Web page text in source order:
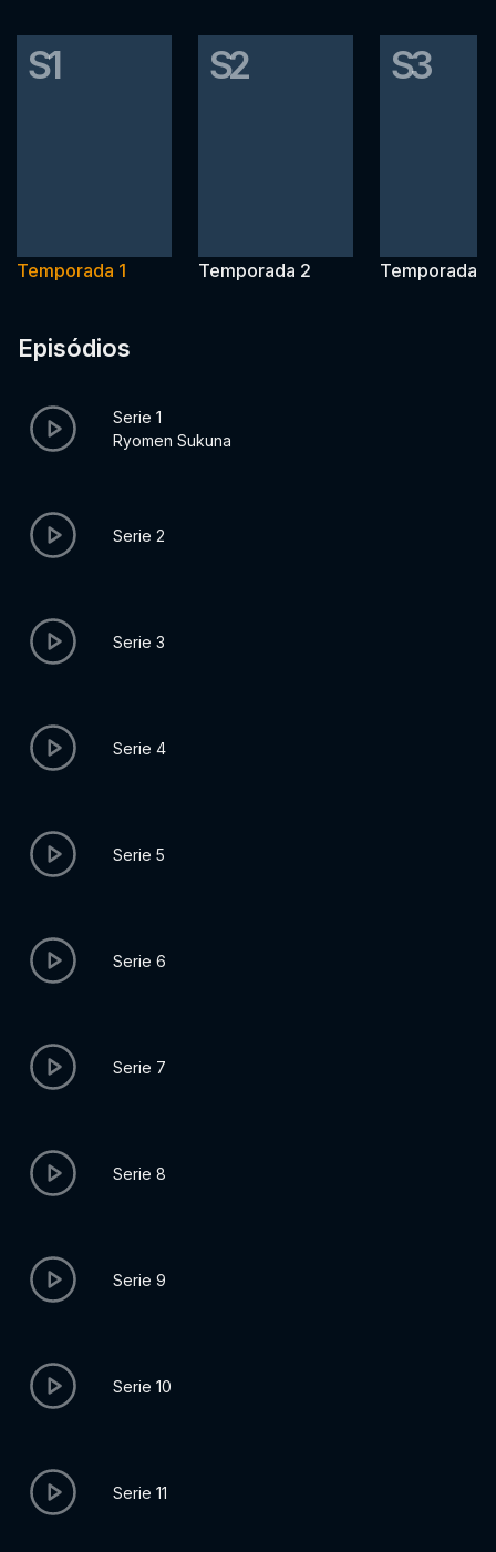
S1
Temporada 1
S2
Temporada 2
S3
Temporada 3
Episódios
Serie 1
Ryomen Sukuna
Serie 2
Serie 3
Serie 4
Serie 5
Serie 6
Serie 7
Serie 8
Serie 9
Serie 10
Serie 11